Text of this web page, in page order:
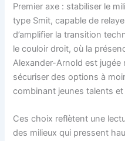
Premier axe : stabiliser le
type Smit, capable de
d’amplifier la transition
le couloir droit, où la
Alexander-Arnold est jugée
sécuriser des options à
combinant jeunes talents
Ces choix reflètent une
des milieux qui pressent